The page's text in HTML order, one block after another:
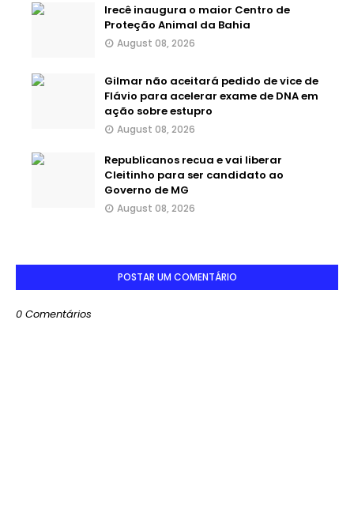
Irecê inaugura o maior Centro de
Proteção Animal da Bahia
August 08, 2026
Gilmar não aceitará pedido de vice de
Flávio para acelerar exame de DNA em
ação sobre estupro
August 08, 2026
Republicanos recua e vai liberar
Cleitinho para ser candidato ao
Governo de MG
August 08, 2026
POSTAR UM COMENTÁRIO
0 Comentários